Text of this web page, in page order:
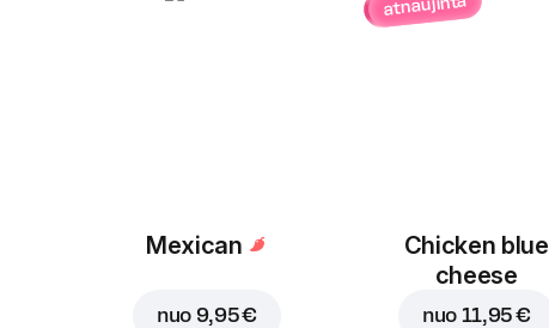
Mexican
nuo 9,95 €
Chicken blue
cheese
nuo 11,95 €